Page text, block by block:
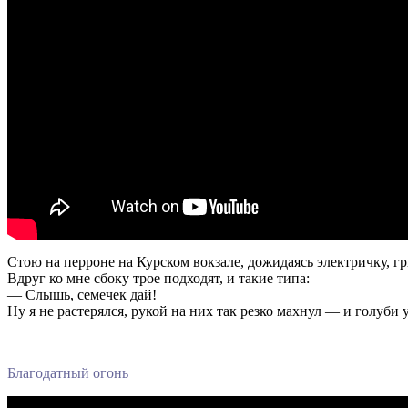
Стою на перроне на Курском вокзале, дожидаясь электричку,
Вдруг ко мне сбоку трое подходят, и такие типа:
— Слышь, семечек дай!
Ну я не растерялся, рукой на них так резко махнул — и голуби
Благодатный огонь